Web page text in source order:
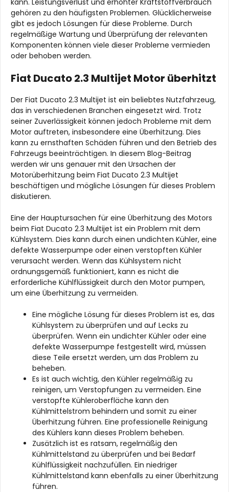
gehören zu den häufigsten Problemen. Glücklicherweise
gibt es jedoch Lösungen für diese Probleme. Durch
regelmäßige Wartung und Überprüfung der relevanten
Komponenten können viele dieser Probleme vermieden
oder behoben werden.
Fiat Ducato 2.3 Multijet Motor überhitzt
Der Fiat Ducato 2.3 Multijet ist ein beliebtes Nutzfahrzeug,
das in verschiedenen Branchen eingesetzt wird. Trotz
seiner Zuverlässigkeit können jedoch Probleme mit dem
Motor auftreten, insbesondere eine Überhitzung. Dies
kann zu ernsthaften Schäden führen und den Betrieb des
Fahrzeugs beeinträchtigen. In diesem Blog-Beitrag
werden wir uns genauer mit den Ursachen der
Motorüberhitzung beim Fiat Ducato 2.3 Multijet
beschäftigen und mögliche Lösungen für dieses Problem
diskutieren.
Eine der Hauptursachen für eine Überhitzung des Motors
beim Fiat Ducato 2.3 Multijet ist ein Problem mit dem
Kühlsystem. Dies kann durch einen undichten Kühler, eine
defekte Wasserpumpe oder einen verstopften Kühler
verursacht werden. Wenn das Kühlsystem nicht
ordnungsgemäß funktioniert, kann es nicht die
erforderliche Kühlflüssigkeit durch den Motor pumpen,
um eine Überhitzung zu vermeiden.
Eine mögliche Lösung für dieses Problem ist es, das
Kühlsystem zu überprüfen und auf Lecks zu
überprüfen. Wenn ein undichter Kühler oder eine
defekte Wasserpumpe festgestellt wird, müssen
diese Teile ersetzt werden, um das Problem zu
beheben.
Es ist auch wichtig, den Kühler regelmäßig zu
reinigen, um Verstopfungen zu vermeiden. Eine
verstopfte Kühleroberfläche kann den
Kühlmittelstrom behindern und somit zu einer
Überhitzung führen. Eine professionelle Reinigung
des Kühlers kann dieses Problem beheben.
Zusätzlich ist es ratsam, regelmäßig den
Kühlmittelstand zu überprüfen und bei Bedarf
Kühlflüssigkeit nachzufüllen. Ein niedriger
Kühlmittelstand kann ebenfalls zu einer Überhitzung
führen.